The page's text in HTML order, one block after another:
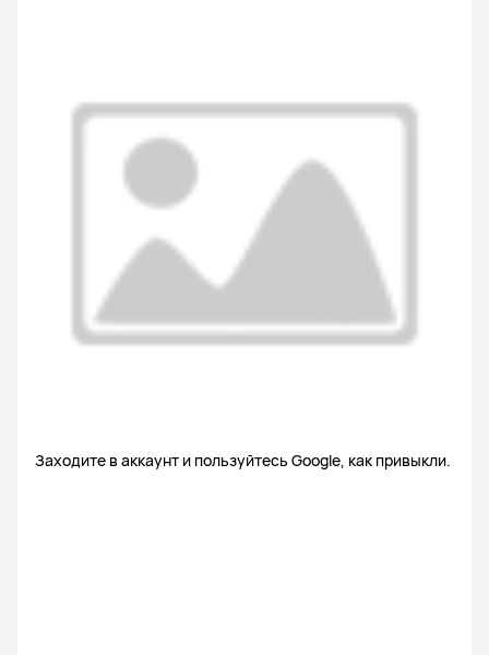
Заходите в аккаунт и пользуйтесь Google, как привыкли.